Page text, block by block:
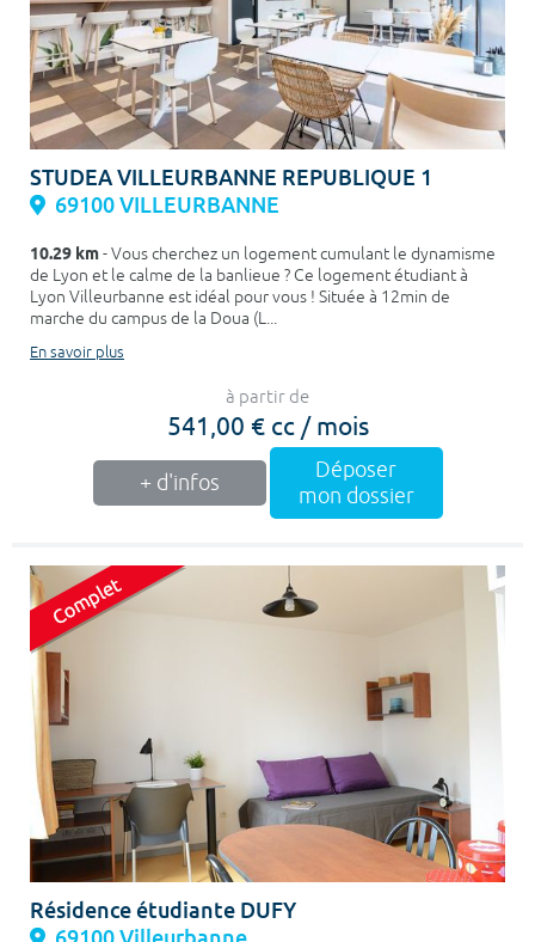
STUDEA VILLEURBANNE REPUBLIQUE 1
69100 VILLEURBANNE
10.29 km- Vous cherchez un logement cumulant le dynamisme
de Lyon et le calme de la banlieue ? Ce logement étudiant à
Lyon Villeurbanne est idéal pour vous ! Située à 12min de
marche du campus de la Doua (L...
En savoir plus
à partir de
541,00 € cc / mois
+ d'infos
Déposer
mon dossier
Résidence étudiante DUFY